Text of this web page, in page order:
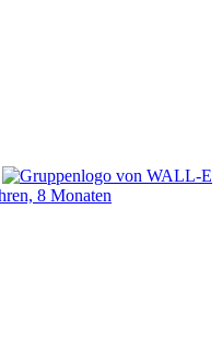
8 Monaten